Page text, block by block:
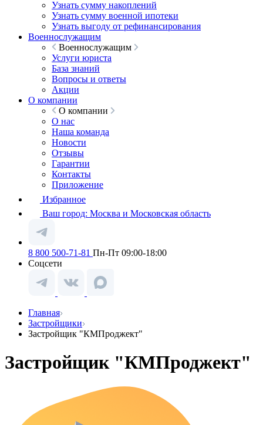
Узнать сумму накоплений
Узнать сумму военной ипотеки
Узнать выгоду от рефинансирования
Военнослужащим
Военнослужащим
Услуги юриста
База знаний
Вопросы и ответы
Акции
О компании
О компании
О нас
Наша команда
Новости
Отзывы
Гарантии
Контакты
Приложение
Избранное
Ваш город: Москва и Московская область
8 800 500-71-81 Пн-Пт 09:00-18:00
Соцсети
Главная
Застройщики
Застройщик "КМПроджект"
Застройщик "КМПроджект"